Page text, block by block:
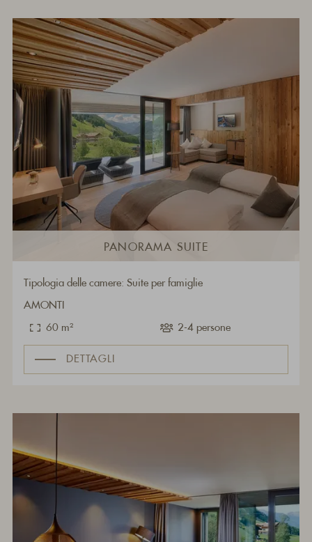
PANORAMA SUITE
Tipologia delle camere: Suite per famiglie
AMONTI
60 m² 2-4 persone
DETTAGLI